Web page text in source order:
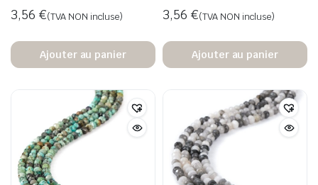
3,56 €(TVA NON incluse)
Ajouter au panier
3,56 €(TVA NON incluse)
Ajouter au panier